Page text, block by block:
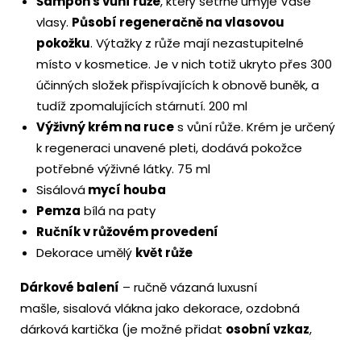
vlasy. Působí regeneračně na vlasovou
pokožku. Výtažky z růže mají nezastupitelné
místo v kosmetice. Je v nich totiž ukryto přes 300
účinných složek přispívajících k obnově buněk, a
tudíž zpomalujících stárnutí. 200 ml
Výživný krém na ruces vůní růže. Krém je určený
k regeneraci unavené pleti, dodává pokožce
potřebné výživné látky. 75 ml
Sisálovámycí houba
Pemza bílá na paty
Ručník v růžovém provedení
Dekorace umělý květ růže
Dárkové balení – ručně vázaná luxusní
mašle, sisalová vlákna jako dekorace, ozdobná
dárková kartička (je možné přidat osobní vzkaz,